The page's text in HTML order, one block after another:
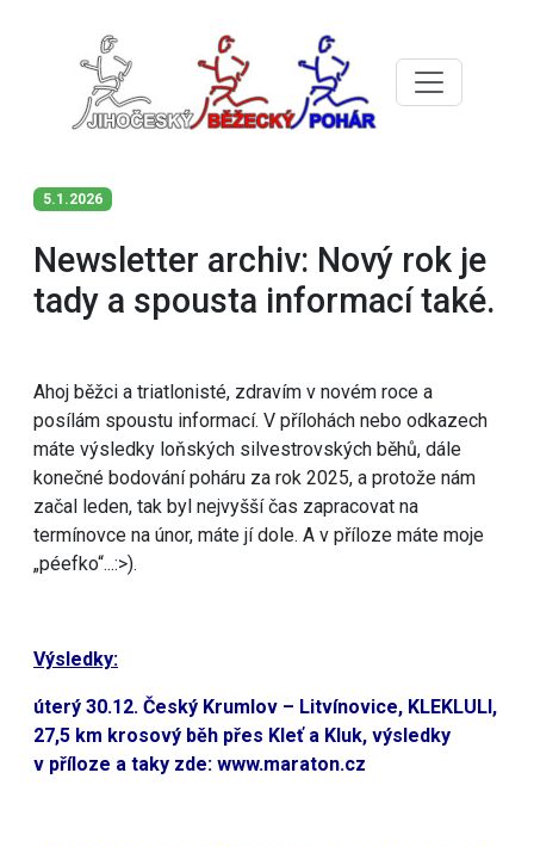
5.1.2026
Newsletter archiv: Nový rok je
tady a spousta informací také.
Ahoj běžci a triatlonisté, zdravím v novém roce a
posílám spoustu informací. V přílohách nebo odkazech
máte výsledky loňských silvestrovských běhů, dále
konečné bodování poháru za rok 2025, a protože nám
začal leden, tak byl nejvyšší čas zapracovat na
termínovce na únor, máte jí dole. A v příloze máte moje
„péefko“...:>).
Výsledky:
úterý 30.12. Český Krumlov – Litvínovice, KLEKLULI,
27,5 km krosový běh přes Kleť a Kluk, výsledky
v příloze a taky zde: www.maraton.cz